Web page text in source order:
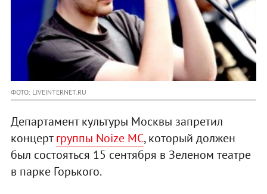
ФОТО: LIVEINTERNET.RU
Департамент культуры Москвы запретил
концертгруппы Noize MC, который должен
был состояться 15 сентября в Зеленом театре
в парке Горького.